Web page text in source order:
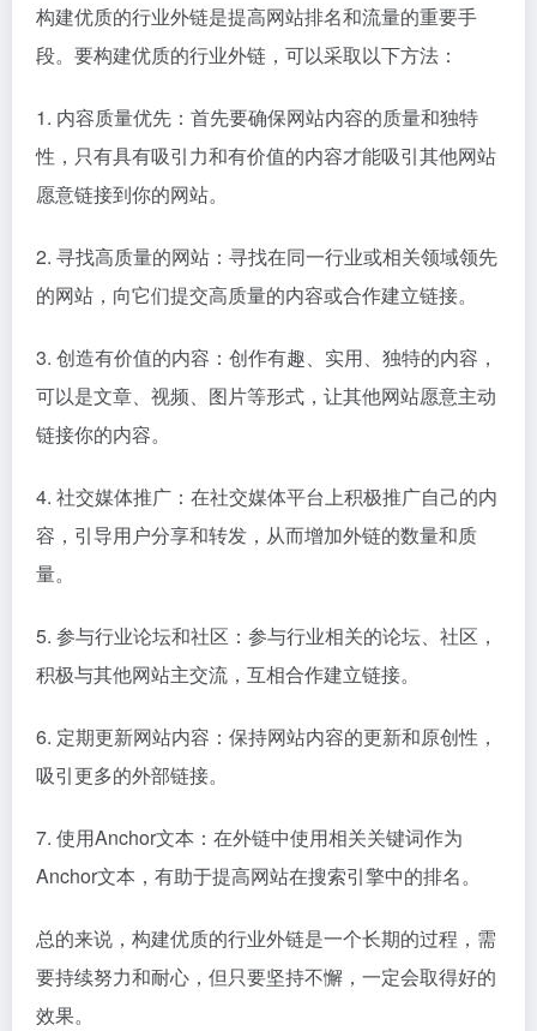
构建优质的行业外链是提高网站排名和流量的重要手
段。要构建优质的行业外链，可以采取以下方法：
1. 内容质量优先：首先要确保网站内容的质量和独特
性，只有具有吸引力和有价值的内容才能吸引其他网站
愿意链接到你的网站。
2. 寻找高质量的网站：寻找在同一行业或相关领域领先
的网站，向它们提交高质量的内容或合作建立链接。
3. 创造有价值的内容：创作有趣、实用、独特的内容，
可以是文章、视频、图片等形式，让其他网站愿意主动
链接你的内容。
4. 社交媒体推广：在社交媒体平台上积极推广自己的内
容，引导用户分享和转发，从而增加外链的数量和质
量。
5. 参与行业论坛和社区：参与行业相关的论坛、社区，
积极与其他网站主交流，互相合作建立链接。
6. 定期更新网站内容：保持网站内容的更新和原创性，
吸引更多的外部链接。
7. 使用Anchor文本：在外链中使用相关关键词作为
Anchor文本，有助于提高网站在搜索引擎中的排名。
总的来说，构建优质的行业外链是一个长期的过程，需
要持续努力和耐心，但只要坚持不懈，一定会取得好的
效果。